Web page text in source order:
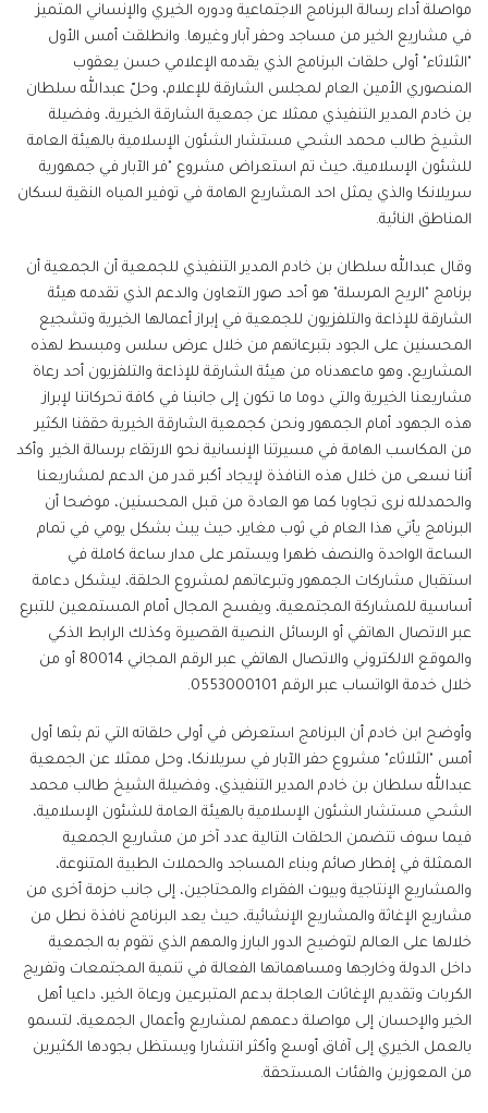
مواصلة أداء رسالة البرنامج الاجتماعية ودوره الخيري والإنساني المتميز
في مشاريع الخير من مساجد وحفر آبار وغيرها. وانطلقت أمس الأول
"الثلاثاء" أولى حلقات البرنامج الذي يقدمه الإعلامي حسن يعقوب
المنصوري الأمين العام لمجلس الشارقة للإعلام، وحلّ عبدالله سلطان
بن خادم المدير التنفيذي ممثلا عن جمعية الشارقة الخيرية، وفضيلة
الشيخ طالب محمد الشحي مستشار الشئون الإسلامية بالهيئة العامة
للشئون الإسلامية، حيث تم استعراض مشروع "فر الآبار في جمهورية
سريلانكا والذي يمثل احد المشاريع الهامة في توفير المياه النقية لسكان
المناطق النائية.
وقال عبدالله سلطان بن خادم المدير التنفيذي للجمعية أن الجمعية أن
برنامج "الريح المرسلة" هو أحد صور التعاون والدعم الذي تقدمه هيئة
الشارقة للإذاعة والتلفزيون للجمعية في إبراز أعمالها الخيرية وتشجيع
المحسنين على الجود بتبرعاتهم من خلال عرض سلس ومبسط لهذه
المشاريع، وهو ماعهدناه من هيئة الشارقة للإذاعة والتلفزيون أحد رعاة
مشاريعنا الخيرية والتي دوما ما تكون إلى جانبنا في كافة تحركاتنا لإبراز
هذه الجهود أمام الجمهور ونحن كجمعية الشارقة الخيرية حققنا الكثير
من المكاسب الهامة في مسيرتنا الإنسانية نحو الارتقاء برسالة الخير. وأكد
أننا نسعى من خلال هذه النافذة لإيجاد أكبر قدر من الدعم لمشاريعنا
والحمدلله نرى تجاوبا كما هو العادة من قبل المحسنين، موضحا أن
البرنامج يأتي هذا العام في ثوب مغاير، حيث يبث بشكل يومي في تمام
الساعة الواحدة والنصف ظهرا ويستمر على مدار ساعة كاملة في
استقبال مشاركات الجمهور وتبرعاتهم لمشروع الحلقة، ليشكل دعامة
أساسية للمشاركة المجتمعية، ويفسح المجال أمام المستمعين للتبرع
عبر الاتصال الهاتفي أو الرسائل النصية القصيرة وكذلك الرابط الذكي
والموقع الالكتروني والاتصال الهاتفي عبر الرقم المجاني 80014 أو من
خلال خدمة الواتساب عبر الرقم 0553000101.
وأوضح ابن خادم أن البرنامج استعرض في أولى حلقاته التي تم بثها أول
أمس "الثلاثاء" مشروع حفر الآبار في سريلانكا، وحل ممثلا عن الجمعية
عبدالله سلطان بن خادم المدير التنفيذي، وفضيلة الشيخ طالب محمد
الشحي مستشار الشئون الإسلامية بالهيئة العامة للشئون الإسلامية،
فيما سوف تتضمن الحلقات التالية عدد آخر من مشاريع الجمعية
الممثلة في إفطار صائم وبناء المساجد والحملات الطبية المتنوعة،
والمشاريع الإنتاجية وبيوت الفقراء والمحتاجين، إلى جانب حزمة أخرى من
مشاريع الإغاثة والمشاريع الإنشائية، حيث يعد البرنامج نافذة نطل من
خلالها على العالم لتوضيح الدور البارز والمهم الذي تقوم به الجمعية
داخل الدولة وخارجها ومساهماتها الفعالة في تنمية المجتمعات وتفريج
الكربات وتقديم الإغاثات العاجلة بدعم المتبرعين ورعاة الخير، داعيا أهل
الخير والإحسان إلى مواصلة دعمهم لمشاريع وأعمال الجمعية، لتسمو
بالعمل الخيري إلى آفاق أوسع وأكثر انتشارا ويستظل بجودها الكثيرين
من المعوزين والفئات المستحقة.